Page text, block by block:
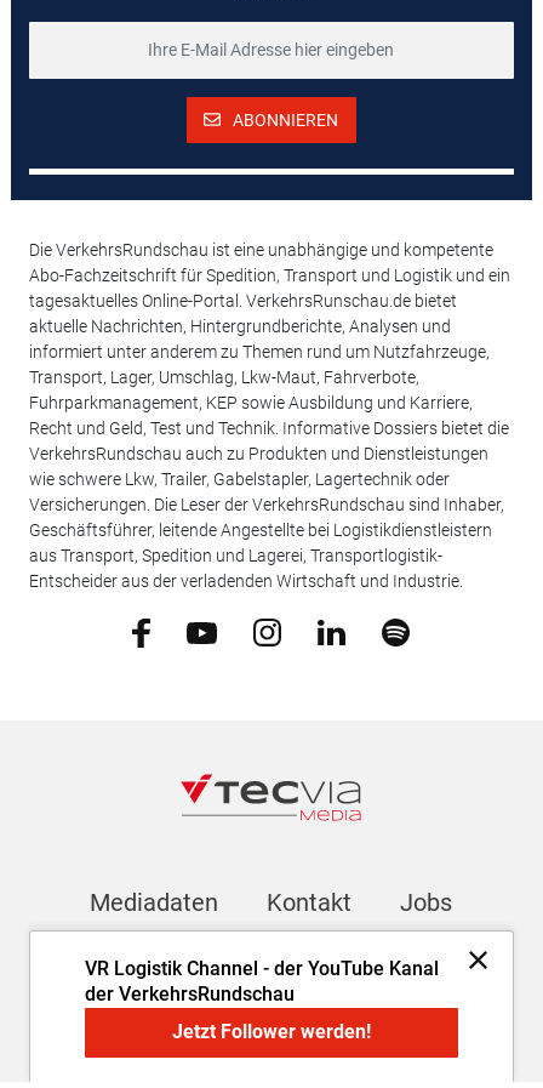
VR Logistik Channel - der YouTube Kanal
der VerkehrsRundschau
Jetzt Follower werden!
ABONNIEREN
Die VerkehrsRundschau ist eine unabhängige und kompetente
Abo-Fachzeitschrift für Spedition, Transport und Logistik und ein
tagesaktuelles Online-Portal. VerkehrsRunschau.de bietet
aktuelle Nachrichten, Hintergrundberichte, Analysen und
informiert unter anderem zu Themen rund um Nutzfahrzeuge,
Transport, Lager, Umschlag, Lkw-Maut, Fahrverbote,
Fuhrparkmanagement, KEP sowie Ausbildung und Karriere,
Recht und Geld, Test und Technik. Informative Dossiers bietet die
VerkehrsRundschau auch zu Produkten und Dienstleistungen
wie schwere Lkw, Trailer, Gabelstapler, Lagertechnik oder
Versicherungen. Die Leser der VerkehrsRundschau sind Inhaber,
Geschäftsführer, leitende Angestellte bei Logistikdienstleistern
aus Transport, Spedition und Lagerei, Transportlogistik-
Entscheider aus der verladenden Wirtschaft und Industrie.
Mediadaten Kontakt Jobs
Newsletter